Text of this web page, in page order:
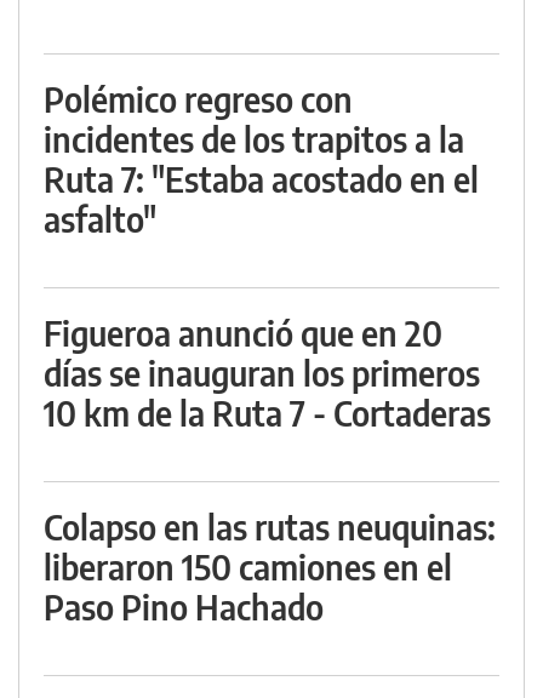
Polémico regreso con
incidentes de los trapitos a la
Ruta 7: "Estaba acostado en el
asfalto"
Figueroa anunció que en 20
días se inauguran los primeros
10 km de la Ruta 7 - Cortaderas
Colapso en las rutas neuquinas:
liberaron 150 camiones en el
Paso Pino Hachado